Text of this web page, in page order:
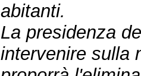
abitanti.
La presidenza
intervenire sulla